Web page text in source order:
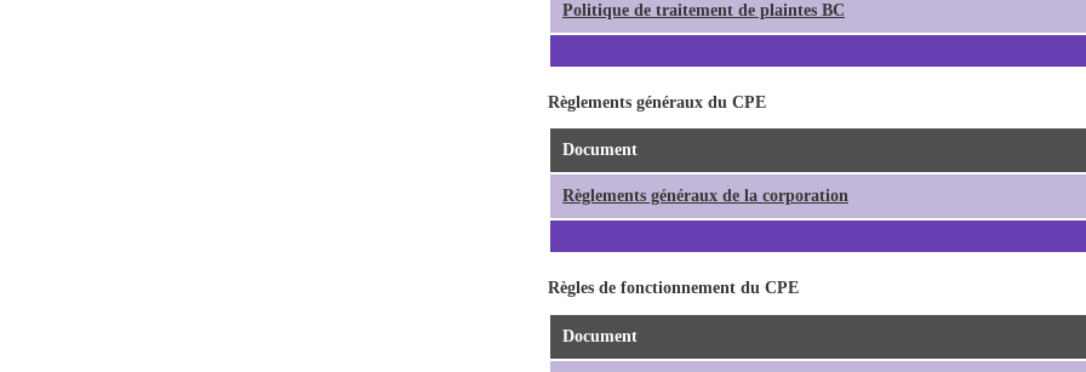
Politique de traitement de plaintes BC
Règlements généraux du CPE
Document
Règlements généraux de la corporation
Règles de fonctionnement du CPE
Document